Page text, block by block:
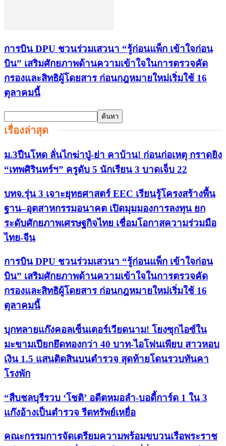
การบิน DPU ชวนร่วมเสวนา “รู้ก่อนแพ็ก เข้าใจก่อน
บิน” เสริมศักยภาพด้านความเข้าใจในการตรวจคัด
กรองและสิทธิผู้โดยสาร ก่อนกฎหมายใหม่เริ่มใช้ 16
ตุลาคมนี้
เรื่องล่าสุด
ม.3ปืนโหด ลั่นไกฆ่าปู่-ย่า คาบ้าน! ก่อนก่อเหตุ กราดยิง
“เทพศิรินทร์ฯ” ครูดับ 5 นักเรียน 3 บาดเจ็บ 22
บทจ.รุ่น 3 เจาะยุทธศาสตร์ EEC เรียนรู้โครงสร้างพื้น
ฐาน–อุตสาหกรรมอนาคต เปิดมุมมองการลงทุน ยก
ระดับศักยภาพเศรษฐกิจไทย เชื่อมโอกาสความร่วมมือ
ไทย-จีน
การบิน DPU ชวนร่วมเสวนา “รู้ก่อนแพ็ก เข้าใจก่อน
บิน” เสริมศักยภาพด้านความเข้าใจในการตรวจคัด
กรองและสิทธิผู้โดยสาร ก่อนกฎหมายใหม่เริ่มใช้ 16
ตุลาคมนี้
บุกทลายแก๊งคอลเซ็นเตอร์เวียดนาม! โยงซุกไอซ์ใน
มะขามเปียกยึดทองกว่า 40 บาท-ไอโฟนเพียบ สาวหอบ
เงิน 1.5 แสนติดสินบนตำรวจ สุดท้ายโดนรวบทันคา
โรงพัก
“สืบชลบุรีรวบ ‘โชติ’ อดีตหมอลำ-บอดี้การ์ด 1 ใน 3
แก๊งอ้างเป็นตำรวจ รีดทรัพย์เหยื่อ
คณะกรรมการจัดเตรียมความพร้อมขบวนเรือพระราช